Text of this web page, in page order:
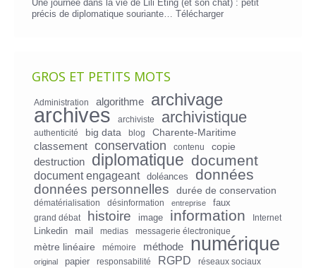
Une journée dans la vie de Lili Eting (et son chat) : petit
précis de diplomatique souriante… Télécharger
GROS ET PETITS MOTS
Administration algorithme archivage
archives archiviste archivistique
authenticité big data blog
Charente-Maritime
classement
conservation contenu
copie
destruction
diplomatique document
document engageant doléances données
données personnelles durée de conservation
dématérialisation désinformation entreprise faux
grand débat histoire image information Internet
Linkedin mail medias messagerie électronique
mètre linéaire mémoire méthode numérique
original papier responsabilité RGPD réseaux sociaux